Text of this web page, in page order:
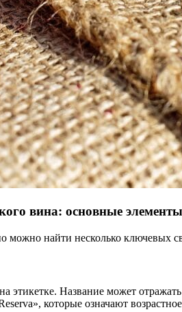
вина: основные элементы
можно найти несколько ключевых
этикетке. Название может
которые означают